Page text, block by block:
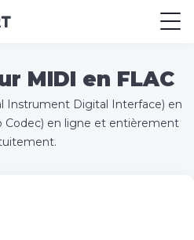
MIDI en FLAC
Instrument Digital Interface) en
Codec) en ligne et entièrement